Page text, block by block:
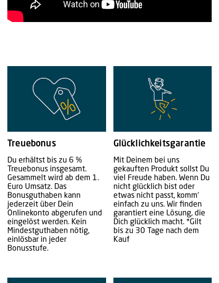
Treuebonus
Du erhältst bis zu 6 %
Treuebonus insgesamt.
Gesammelt wird ab dem 1.
Euro Umsatz. Das
Bonusguthaben kann
jederzeit über Dein
Onlinekonto abgerufen und
eingelöst werden. Kein
Mindestguthaben nötig,
einlösbar in jeder
Bonusstufe.
Glücklichkeitsgarantie
Mit Deinem bei uns
gekauften Produkt sollst Du
viel Freude haben. Wenn Du
nicht glücklich bist oder
etwas nicht passt, komm‘
einfach zu uns. Wir finden
garantiert eine Lösung, die
Dich glücklich macht. *Gilt
bis zu 30 Tage nach dem
Kauf